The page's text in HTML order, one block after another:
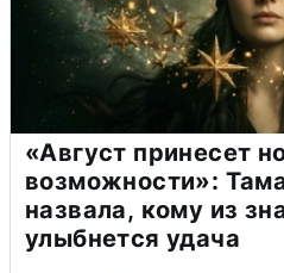
«Август принесет
возможности»:
назвала, кому из
улыбнется удача